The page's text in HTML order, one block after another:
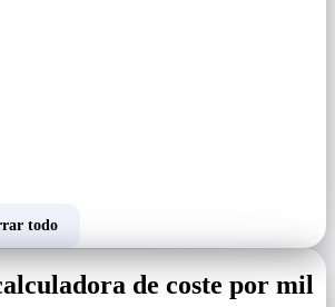
todo
de coste por mil